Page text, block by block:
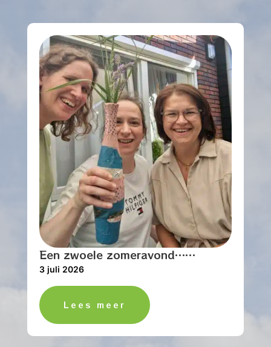
Een zwoele zomeravond……
3 juli 2026
Lees meer